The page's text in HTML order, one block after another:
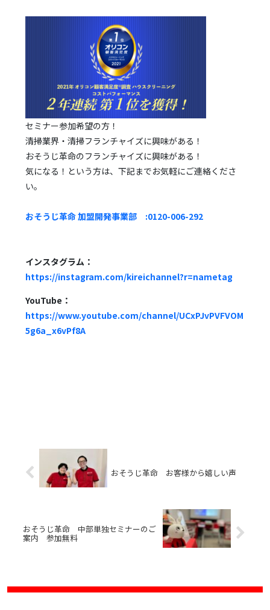
セミナー参加希望の方！
清掃業界・清掃フランチャイズに興味がある！
おそうじ革命のフランチャイズに興味がある！
気になる！という方は、下記までお気軽にご連絡くださ
い。
おそうじ革命 加盟開発事業部 :0120-006-292
インスタグラム：
https://instagram.com/kireichannel?r=nametag
YouTube：
https://www.youtube.com/channel/UCxPJvPVFVOM
5g6a_x6vPf8A
おそうじ革命 お客様から嬉しい声
おそうじ革命 中部単独セミナーのご
案内 参加無料